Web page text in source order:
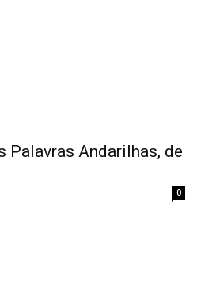
Palavras Andarilhas, de
0